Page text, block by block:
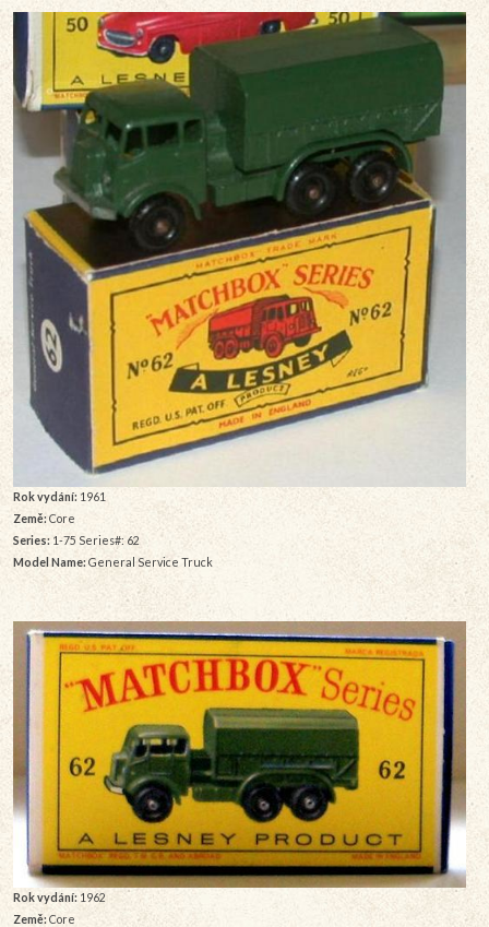
Rok vydání: 1961
Země: Core
Series:1-75 Series#: 62
Model Name:General Service Truck
Rok vydání:1962
Země:Core